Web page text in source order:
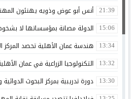
21:39 أنس أبو عوض وذويه يهنئون
15:06 الدولة مصانة بمؤسساتها لا
13:34 هندسة عمان الأهلية تحصد المركز
13:32 التكنولوجيا الزراعية في عمان
13:30 دورة تدريبية بمركز البحوث